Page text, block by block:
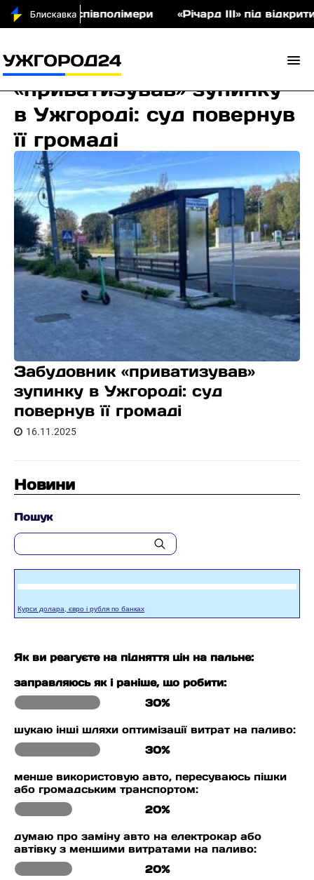
співполімери «Річард ІІІ» під
Забудовник
«приватизував» зупинку
в Ужгороді: суд повернув
її громаді
Забудовник «приватизував»
зупинку в Ужгороді: суд
повернув її громаді
16.11.2025
Новини
Пошук
Курси долара, євро і рубля по банках
Як ви реагуєте на підняття цін на пальне:
заправляюсь як і раніше, що робити:
30%
шукаю інші шляхи оптимізації витрат на паливо:
30%
менше використовую авто, пересуваюсь пішки
або громадським транспортом:
20%
думаю про заміну авто на електрокар або
автівку з меншими витратами на паливо:
20%